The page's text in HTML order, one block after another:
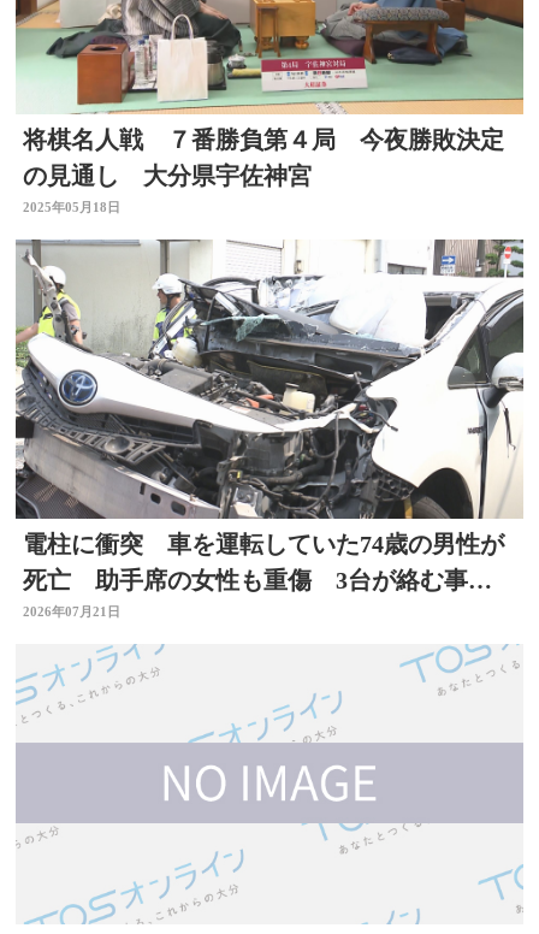
将棋名人戦 ７番勝負第４局 今夜勝敗決定
の見通し 大分県宇佐神宮
2025年05月18日
電柱に衝突 車を運転していた74歳の男性が
死亡 助手席の女性も重傷 3台が絡む事
故 大分
2026年07月21日